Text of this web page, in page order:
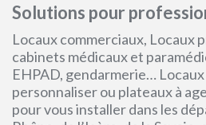
Solutions pour
Locaux commerciaux, Locaux
cabinets médicaux et
EHPAD, gendarmerie…
personnaliser ou plateaux à
pour vous installer dans les